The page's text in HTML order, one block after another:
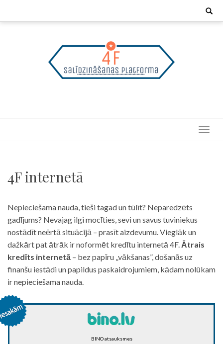
Search
4F internetā
Nepieciešama nauda, tieši tagad un tūlīt? Neparedzēts
gadījums? Nevajag ilgi mocīties, sevi un savus tuviniekus
nostādīt neērtā situācijā – prasīt aizdevumu. Vieglāk un
dažkārt pat ātrāk ir noformēt kredītu internetā 4F. Ātrais
kredīts internetā – bez papīru „vākšanas”, došanās uz
finanšu iestādi un papildus paskaidrojumiem, kādam nolūkam
ir nepieciešama nauda.
BINO atsauksmes